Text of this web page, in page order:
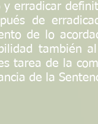
y erradicar
de
de lo
también
tarea de la
de la